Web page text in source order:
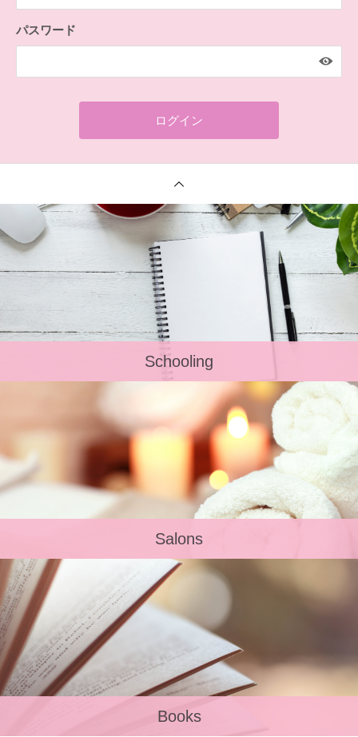
パスワード
Schooling
Salons
Books